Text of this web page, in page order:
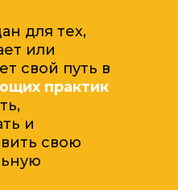
для тех,
или
свой путь в
практик
и
свою